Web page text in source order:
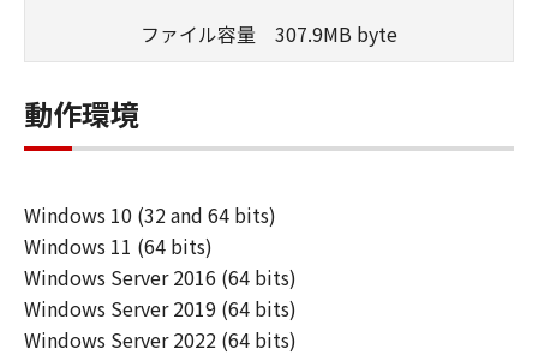
まれるコンピュータ･プログラム、ドキュメント
する特定のサービスを通じて提供される可能性
のある本ソフトウエア製品の改良版を含みま
す。
タの記憶装置又はメモリーに搭載し、または
CPUで実行することを指します。
「インストール」とは、本ソフトウエア製品を
ハードディスクドライブ又は 同類の保管装置に
実行可能な形態でコピーすることを指します。
ファイル容量 307.9MB byte
動作環境
Windows 10 (32 and 64 bits)
Windows 11 (64 bits)
Windows Server 2016 (64 bits)
Windows Server 2019 (64 bits)
Windows Server 2022 (64 bits)